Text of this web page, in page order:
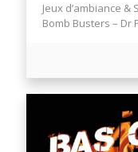
Jeux d’ambiance
Bomb Busters – Dr